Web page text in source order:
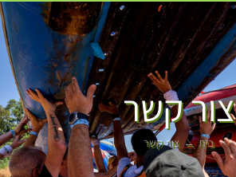
צור קשר
בית צור קשר